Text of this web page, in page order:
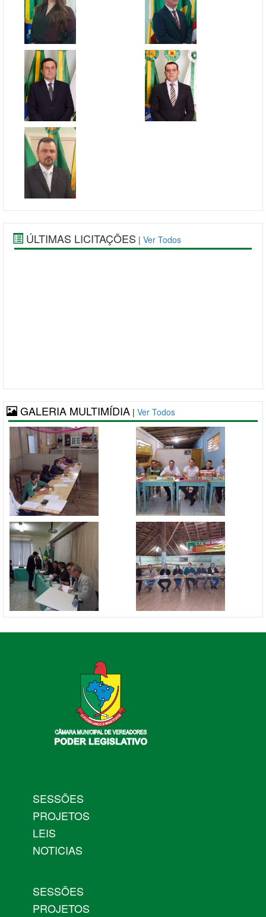
ÚLTIMAS LICITAÇÕES | Ver Todos
GALERIA MULTIMÍDIA | Ver Todos
SESSÕES
PROJETOS
LEIS
NOTICIAS
SESSÕES
PROJETOS